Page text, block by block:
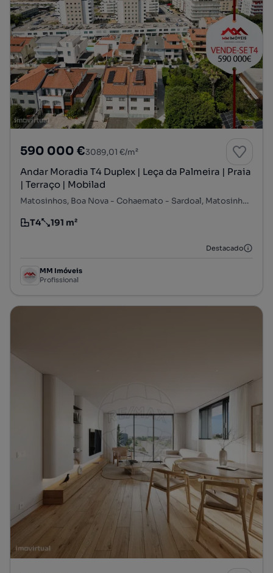
590 000 €3089,01 €/m²
Andar Moradia T4 Duplex | Leça da Palmeira | Praia
| Terraço | Mobilad
Matosinhos, Boa Nova - Cohaemato - Sardoal, Matosinhos e Leça da Palmeira, Matosinhos, Porto
Tipologia
T4
Preço por metro quadrado
191 m²
Destacado
MM Imóveis
Profissional